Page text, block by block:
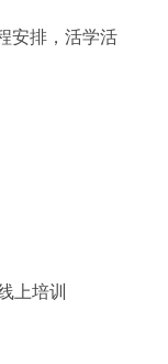
安排，活学活
上培训